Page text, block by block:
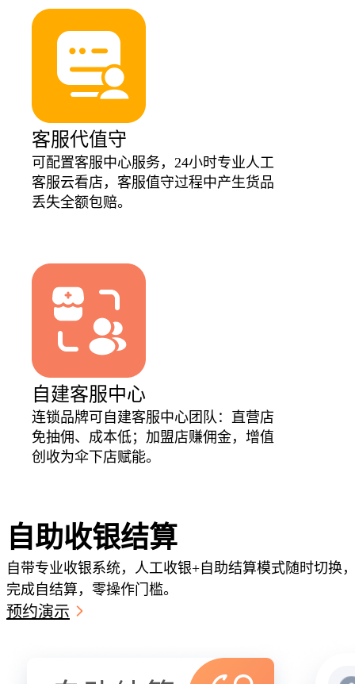
客服代值守
可配置客服中心服务，24小时专业人工
客服云看店，客服值守过程中产生货品
丢失全额包赔。
自建客服中心
连锁品牌可自建客服中心团队：直营店
免抽佣、成本低；加盟店赚佣金，增值
创收为伞下店赋能。
自助收银结算
自带专业收银系统，人工收银+自助结算模式随时切换
完成自结算，零操作门槛。
预约演示